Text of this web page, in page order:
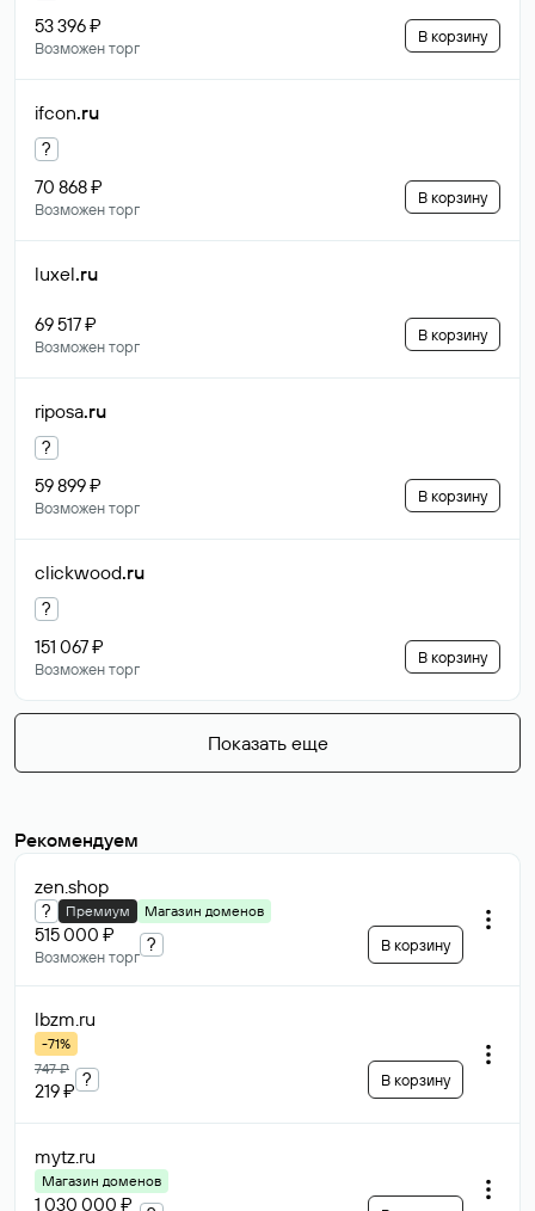
53 396 ₽
Возможен торг
В корзину
ifcon.ru
?
70 868 ₽
Возможен торг
В корзину
luxel.ru
69 517 ₽
Возможен торг
В корзину
riposa.ru
?
59 899 ₽
Возможен торг
В корзину
clickwood.ru
?
151 067 ₽
Возможен торг
В корзину
Показать еще
Рекомендуем
zen.shop
? Премиум Магазин доменов
515 000 ₽
Возможен торг
? В корзину
lbzm.ru
-71%
747 ₽
219 ₽
? В корзину
mytz.ru
Магазин доменов
1 030 000 ₽